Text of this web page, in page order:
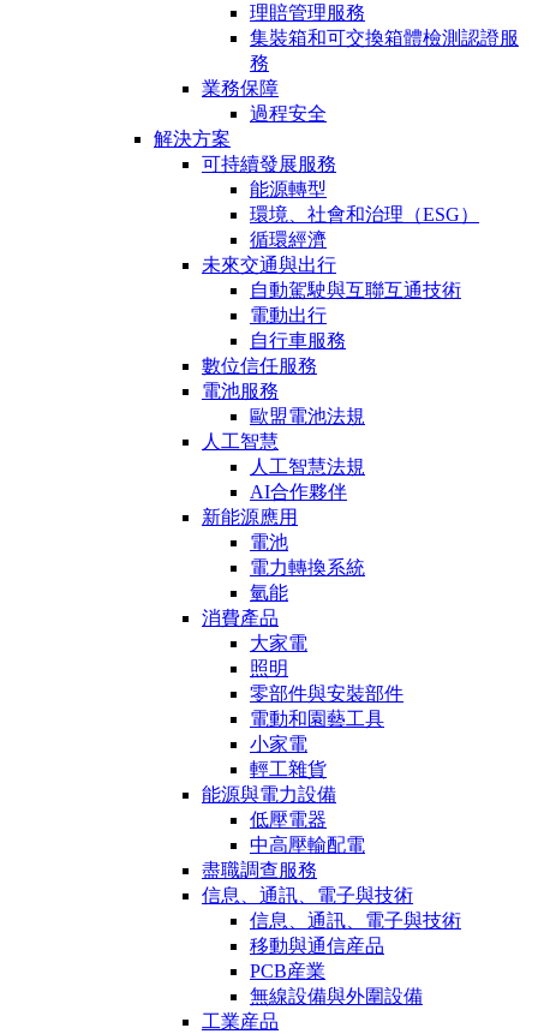
理賠管理服務
集裝箱和可交換箱體檢測認證服
務
業務保障
過程安全
解決方案
可持續發展服務
能源轉型
環境、社會和治理（ESG）
循環經濟
未來交通與出行
自動駕駛與互聯互通技術
電動出行
自行車服務
數位信任服務
電池服務
歐盟電池法規
人工智慧
人工智慧法規
AI合作夥伴
新能源應用
電池
電力轉換系統
氫能
消費產品
大家電
照明
零部件與安裝部件
電動和園藝工具
小家電
輕工雜貨
能源與電力設備
低壓電器
中高壓輸配電
盡職調查服務
信息、通訊、電子與技術
信息、通訊、電子與技術
移動與通信産品
PCB産業
無線設備與外圍設備
工業産品